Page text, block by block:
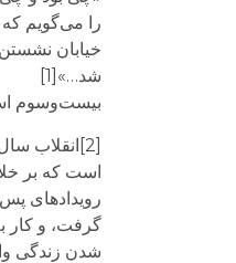
را می‌گویم که
شد…»[1]
بیست‌وسوم اسفندماه
رویدادهای
شدن زندگی